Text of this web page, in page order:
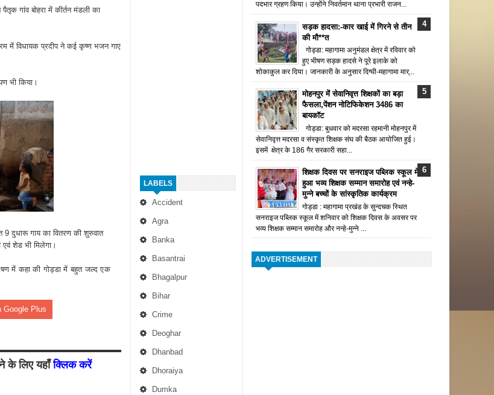
LABELS
Accident
Agra
Banka
Basantrai
Bhagalpur
Bihar
Crime
Deoghar
Dhanbad
Dhoraiya
Dumka
गांव बोहरा में कीर्तन मंडली का
में विधायक प्रदीप ने कई कृष्ण भजन गाए
भी किया।
9 दुधारू गाय का वितरण की शुरुवात
एवं शेड भी मिलेगा।
में कहा की गोड्डा में बहुत जल्द एक
Google Plus
के लिए यहाँक्लिक करें
पदभार ग्रहण किया। उन्होंने निवर्तमान थाना प्रभारी राजन...
सड़क हादसा:-कार खाई में गिरने से तीन
की मौ**त
गोड्डा: महागामा अनुमंडल क्षेत्र में रविवार को
हुए भीषण सड़क हादसे ने पूरे इलाके को
शोकाकुल कर दिया। जानकारी के अनुसार दिग्घी-महागामा मार्...
मोहनपुर में सेवानिवृत्त शिक्षकों का बड़ा
फैसला,पेंशन नोटिफिकेशन 3486 का
बायकॉट
गोड्डा: बुधवार को मदरसा रहमानी मोहनपुर में
सेवानिवृत्त मदरसा व संस्कृत शिक्षक संघ की बैठक आयोजित हुई।
इसमें क्षेत्र के 186 गैर सरकारी सहा...
शिक्षक दिवस पर सनराइज पब्लिक स्कूल में
हुआ भव्य शिक्षक सम्मान समारोह एवं नन्हे-
मुन्ने बच्चों के सांस्कृतिक कार्यक्रम
गोड्डा : महागामा प्रखंड के सुन्दचक स्थित
सनराइज पब्लिक स्कूल में शनिवार को शिक्षक दिवस के अवसर पर
भव्य शिक्षक सम्मान समारोह और नन्हे-मुन्ने ...
ADVERTISEMENT